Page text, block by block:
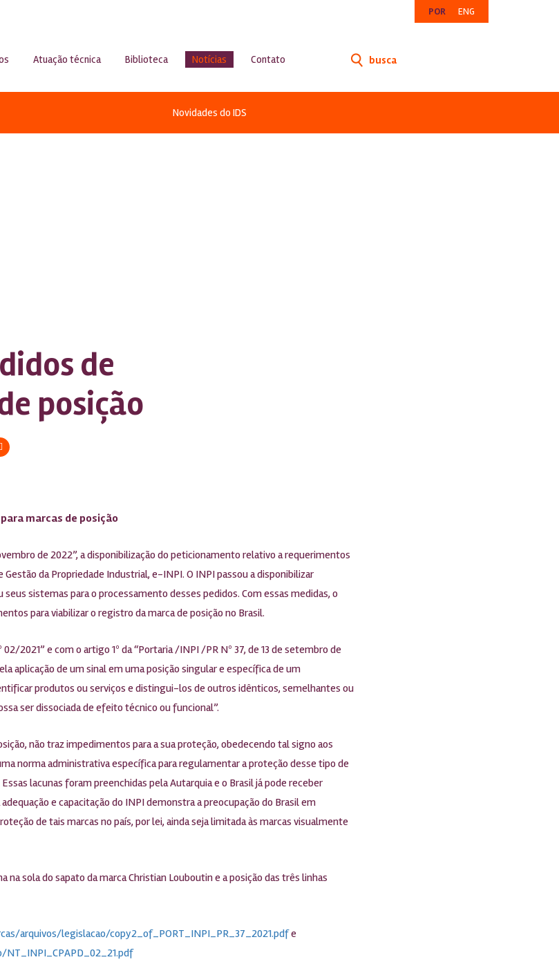
POR ENG
Atuação técnica Biblioteca Notícias
Novidades do IDS
Contato busca
de
posição
marcas de posição
de 2022”, a disponibilização do peticionamento relativo a requerimentos
da Propriedade Industrial, e-INPI. O INPI passou a disponibilizar
sistemas para o processamento desses pedidos. Com essas medidas, o
para viabilizar o registro da marca de posição no Brasil.
2021” e com o artigo 1º da “Portaria /INPI /PR Nº 37, de 13 de setembro de
aplicação de um sinal em uma posição singular e específica de um
produtos ou serviços e distingui-los de outros idênticos, semelhantes ou
ser dissociada de efeito técnico ou funcional”.
não traz impedimentos para a sua proteção, obedecendo tal signo aos
norma administrativa específica para regulamentar a proteção desse tipo de
lacunas foram preenchidas pela Autarquia e o Brasil já pode receber
e capacitação do INPI demonstra a preocupação do Brasil em
de tais marcas no país, por lei, ainda seja limitada às marcas visualmente
sola do sapato da marca Christian Louboutin e a posição das três linhas
arquivos/legislacao/copy2_of_PORT_INPI_PR_37_2021.pdfe